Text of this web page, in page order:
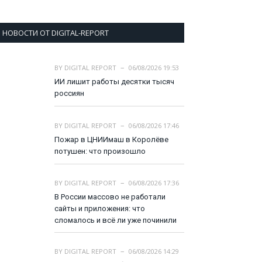
НОВОСТИ ОТ DIGITAL-REPORT
BY DIGITAL REPORT
06/08/2026 19:53
ИИ лишит работы десятки тысяч
россиян
BY DIGITAL REPORT
06/08/2026 17:46
Пожар в ЦНИИмаш в Королёве
потушен: что произошло
BY DIGITAL REPORT
06/08/2026 17:36
В России массово не работали
сайты и приложения: что
сломалось и всё ли уже починили
BY DIGITAL REPORT
06/08/2026 14:29